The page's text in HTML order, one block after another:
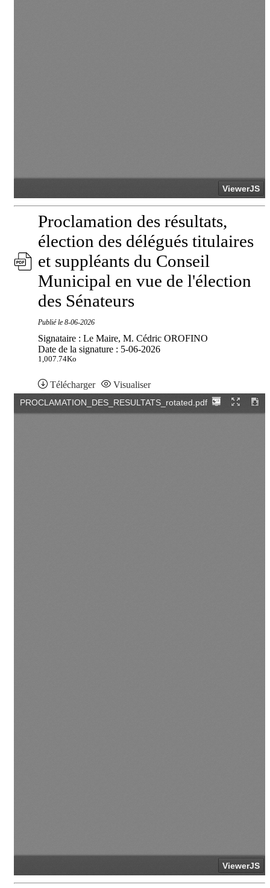
Proclamation des résultats,
élection des délégués titulaires
et suppléants du Conseil
Municipal en vue de l'élection
des Sénateurs
Publié le 8-06-2026
Signataire : Le Maire, M. Cédric OROFINO
Date de la signature : 5-06-2026
1,007.74Ko
Télécharger Visualiser